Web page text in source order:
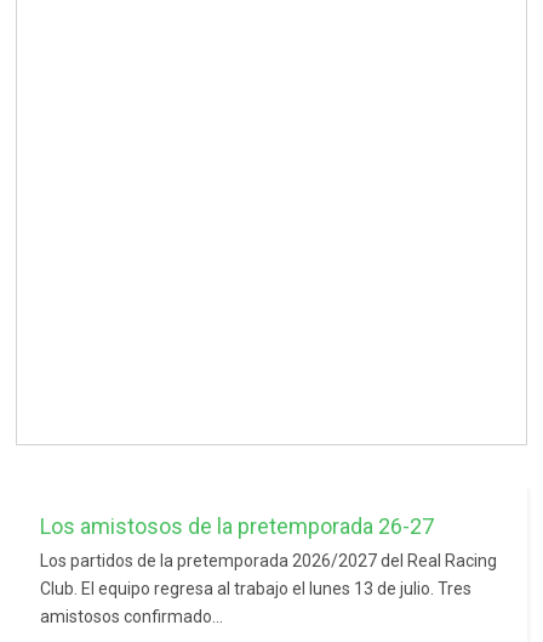
Los amistosos de la pretemporada 26-27
Los partidos de la pretemporada 2026/2027 del Real Racing
Club. El equipo regresa al trabajo el lunes 13 de julio. Tres
amistosos confirmado...